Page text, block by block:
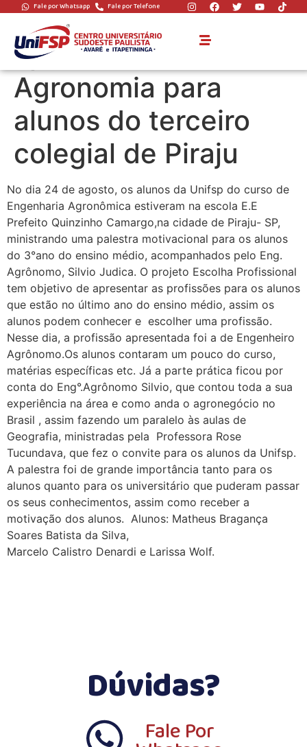
Fale por Whatsapp Fale por Telefone
Alunos da UniFSP
apresentam curso de
Agronomia para
alunos do terceiro
colegial de Piraju
No dia 24 de agosto, os alunos da Unifsp do curso de
Engenharia Agronômica estiveram na escola E.E
Prefeito Quinzinho Camargo,na cidade de Piraju- SP,
ministrando uma palestra motivacional para os alunos
do 3°ano do ensino médio, acompanhados pelo Eng.
Agrônomo, Silvio Judica. O projeto Escolha Profissional
tem objetivo de apresentar as profissões para os alunos
que estão no último ano do ensino médio, assim os
alunos podem conhecer e escolher uma profissão.
Nesse dia, a profissão apresentada foi a de Engenheiro
Agrônomo.Os alunos contaram um pouco do curso,
matérias específicas etc. Já a parte prática ficou por
conta do Eng°.Agrônomo Silvio, que contou toda a sua
experiência na área e como anda o agronegócio no
Brasil , assim fazendo um paralelo às aulas de
Geografia, ministradas pela Professora Rose
Tucundava, que fez o convite para os alunos da Unifsp.
A palestra foi de grande importância tanto para os
alunos quanto para os universitário que puderam passar
os seus conhecimentos, assim como receber a
motivação dos alunos. Alunos: Matheus Bragança
Soares Batista da Silva,
Marcelo Calistro Denardi e Larissa Wolf.
Dúvidas?
Fale Por